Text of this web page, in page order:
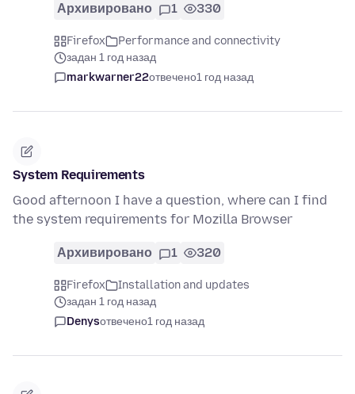
Архивировано 1 330
Firefox
Performance and connectivity
задан 1 год назад
markwarner22отвечено1 год назад
System Requirements
Good afternoon I have a question, where can I find
the system requirements for Mozilla Browser
Архивировано 1 320
Firefox
Installation and updates
задан 1 год назад
Denysотвечено1 год назад